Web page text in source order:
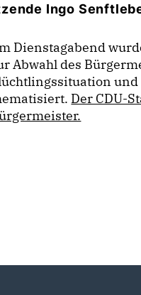
Ingo
Dienstagabend
Abwahl des
Der CDU-